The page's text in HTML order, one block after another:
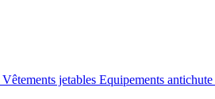
Vêtements jetables Equipements antichute